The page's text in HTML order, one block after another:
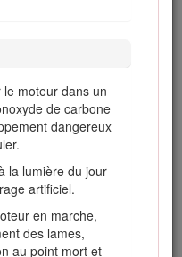
moteur dans un
de carbone
dangereux
la lumière du jour
artificiel.
en marche,
des lames,
au point mort et
les consignes de
compte des mises
de sécurité et la
Le non respect
blessures graves ou
exigées par
de conformité